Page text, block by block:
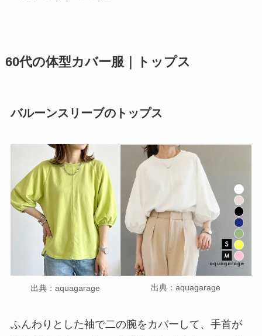
60代の体型カバー服｜トップス
バルーンスリーブのトップス
出典：aquagarage 出典：aquagarage
ふんわりとした袖で二の腕をカバーして、手首が